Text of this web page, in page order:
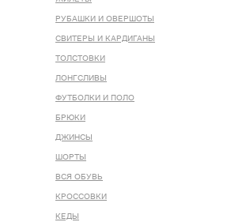
РУБАШКИ И ОВЕРШОТЫ
СВИТЕРЫ И КАРДИГАНЫ
ТОЛСТОВКИ
ЛОНГСЛИВЫ
ФУТБОЛКИ И ПОЛО
БРЮКИ
ДЖИНСЫ
ШОРТЫ
ВСЯ ОБУВЬ
КРОССОВКИ
КЕДЫ